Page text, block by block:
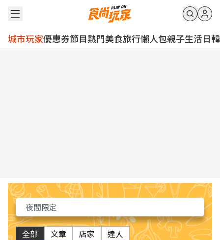
城市玩家優惠券節目熱門美食旅行懶人包親子生活日韓
全部 文章 店家 達人